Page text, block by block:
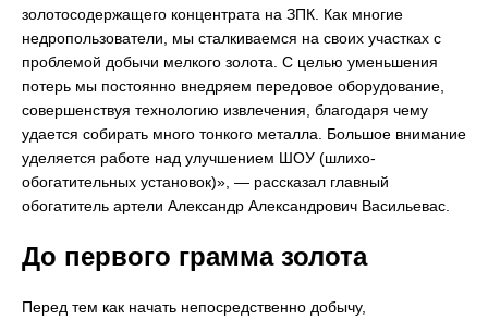
золотосодержащего концентрата на ЗПК. Как многие
недропользователи, мы сталкиваемся на своих участках с
проблемой добычи мелкого золота. С целью уменьшения
потерь мы постоянно внедряем передовое оборудование,
совершенствуя технологию извлечения, благодаря чему
удается собирать много тонкого металла. Большое внимание
уделяется работе над улучшением ШОУ (шлихо-
обогатительных установок)», — рассказал главный
обогатитель артели Александр Александрович Васильевас.
До первого грамма золота
Перед тем как начать непосредственно добычу,